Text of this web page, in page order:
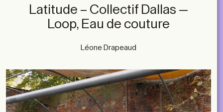
Latitude – Collectif Dallas —
Loop, Eau de couture
Léone Drapeaud